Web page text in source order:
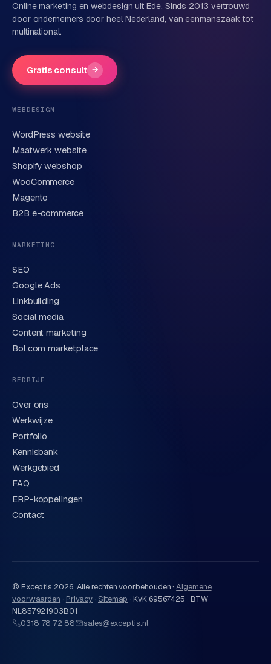
Bedrijfsnaam
Telefoonnummer(optioneel)
Korte omschrijving van je vraag of project
Verstuur aanvraag
We behandelen je gegevens zorgvuldig conform onze
privacyverklaring. Of bel direct
Online marketing en webdesign uit Ede. Sinds 2013 vertrouwd
door ondernemers door heel Nederland, van eenmanszaak tot
multinational.
Gratis consult →
WEBDESIGN
WordPress website
Maatwerk website
Shopify webshop
WooCommerce
Magento
B2B e-commerce
MARKETING
SEO
Google Ads
Linkbuilding
Social media
Content marketing
Bol.com marketplace
BEDRIJF
Over ons
Werkwijze
Portfolio
Kennisbank
Werkgebied
FAQ
ERP-koppelingen
Contact
© Exceptis 2026, Alle rechten voorbehouden · Algemene
voorwaarden · Privacy· Sitemap ·KvK 69567425 · BTW
NL857921903B01
0318 78 72 88
sales@exceptis.nl